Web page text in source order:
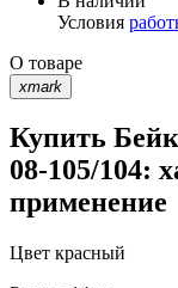
Условия
О товаре
xmark
Купить
08-105/104:
применение
Цвет красный